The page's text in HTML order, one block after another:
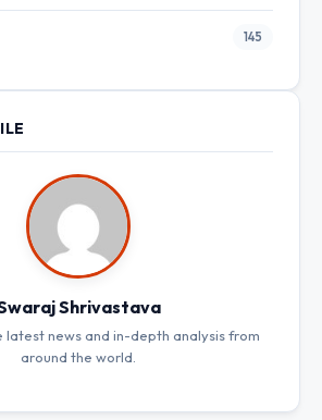
145
Shrivastava
latest news and in-depth analysis from
around the world.